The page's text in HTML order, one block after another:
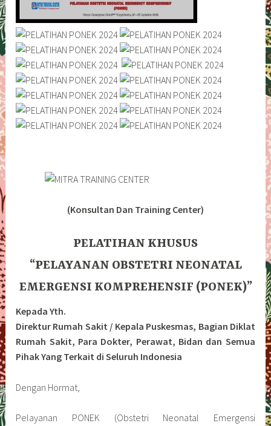
(Konsultan Dan Training Center)
PELATIHAN KHUSUS
“PELAYANAN OBSTETRI NEONATAL
EMERGENSI KOMPREHENSIF (PONEK)”
Kepada Yth.
Direktur Rumah Sakit / Kepala Puskesmas, Bagian Diklat
Rumah Sakit, Para Dokter, Perawat, Bidan dan Semua
Pihak Yang Terkait di Seluruh Indonesia
Dengan Hormat,
Pelayanan PONEK (Obstetri Neonatal Emergensi